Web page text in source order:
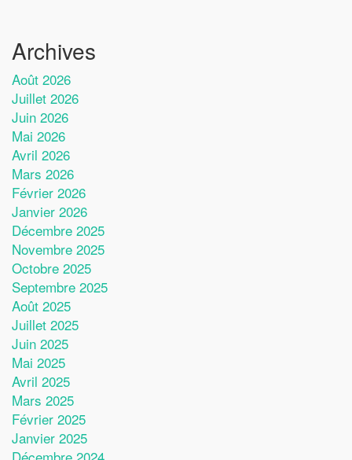
Archives
Août 2026
Juillet 2026
Juin 2026
Mai 2026
Avril 2026
Mars 2026
Février 2026
Janvier 2026
Décembre 2025
Novembre 2025
Octobre 2025
Septembre 2025
Août 2025
Juillet 2025
Juin 2025
Mai 2025
Avril 2025
Mars 2025
Février 2025
Janvier 2025